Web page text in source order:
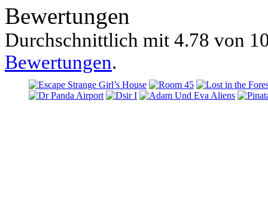
Bewertungen
Durchschnittlich mit 4.78 von
Bewertungen.